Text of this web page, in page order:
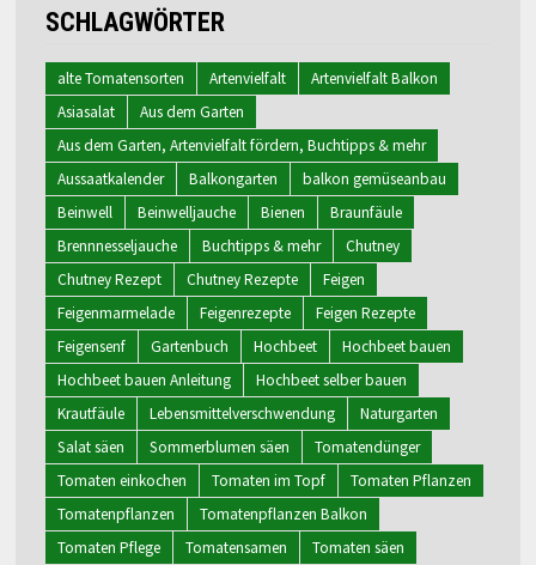
SCHLAGWÖRTER
alte Tomatensorten Artenvielfalt
Artenvielfalt Balkon
Asiasalat
Aus dem Garten
Aus dem Garten, Artenvielfalt fördern, Buchtipps & mehr
Aussaatkalender
Balkongarten
balkon gemüseanbau
Beinwell
Beinwelljauche Bienen
Braunfäule
Brennnesseljauche
Buchtipps & mehr
Chutney
Chutney Rezept
Chutney Rezepte
Feigen
Feigenmarmelade
Feigenrezepte
Feigen Rezepte
Feigensenf
Gartenbuch Hochbeet
Hochbeet bauen
Hochbeet bauen Anleitung
Hochbeet selber bauen
Krautfäule
Lebensmittelverschwendung
Naturgarten
Salat säen
Sommerblumen säen
Tomatendünger
Tomaten einkochen
Tomaten im Topf
Tomaten Pflanzen
Tomatenpflanzen
Tomatenpflanzen Balkon
Tomaten Pflege
Tomatensamen Tomaten säen